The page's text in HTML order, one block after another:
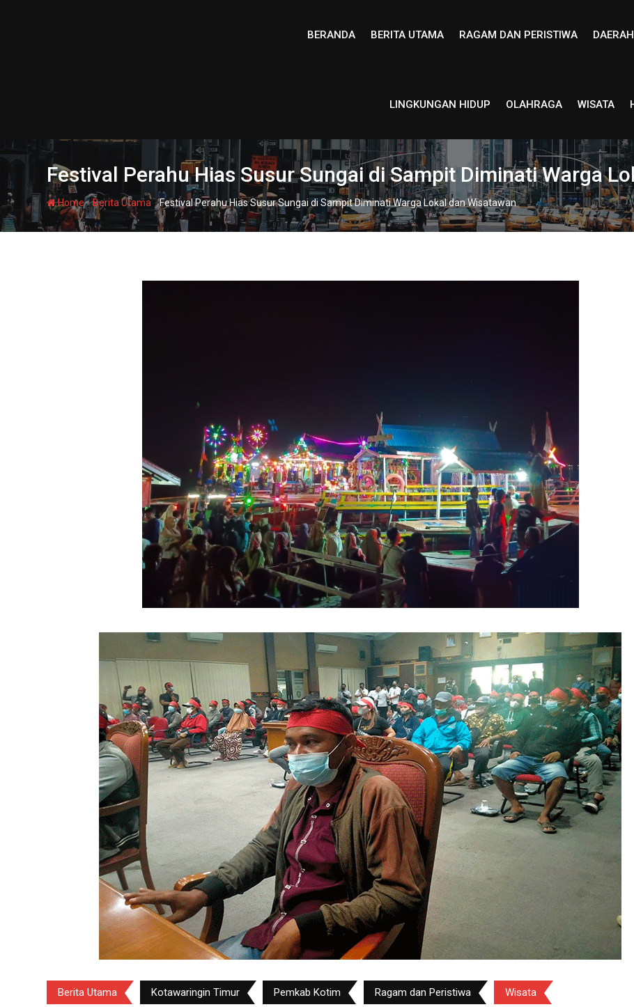
BERANDA BERITA UTAMA RAGAM DAN PERISTIWA DAERAH
LINGKUNGAN HIDUP OLAHRAGA WISATA
Festival Perahu Hias Susur Sungai di Sampit Diminati Warga
Home-Berita Utama-Festival Perahu Hias Susur Sungai di Sampit Diminati Warga Lokal dan Wisatawan
Berita Utama Kotawaringin Timur Pemkab Kotim Ragam dan Peristiwa Wisata